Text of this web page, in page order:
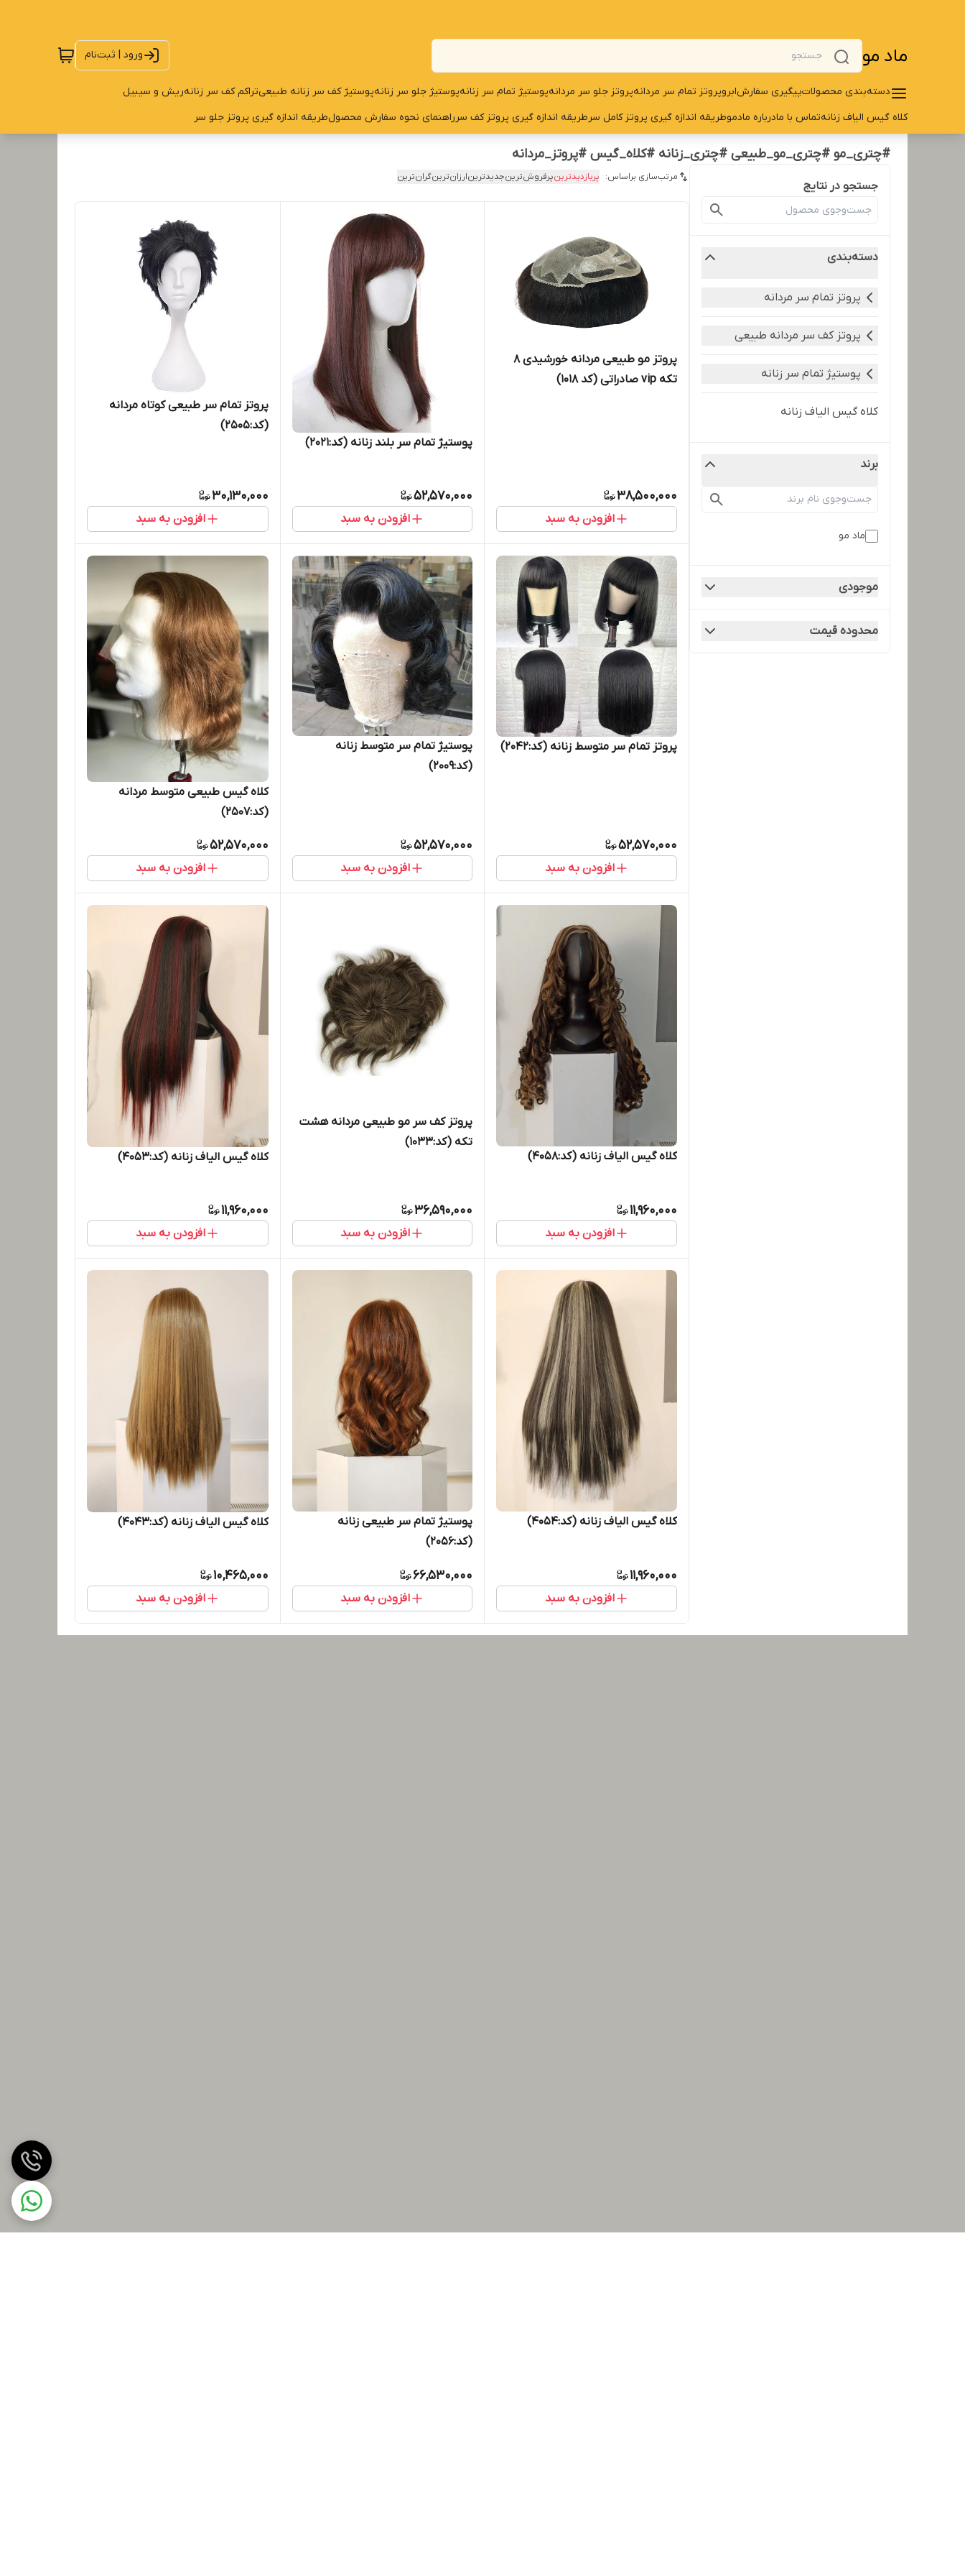
ماد مو ورود | ثبت‌نام
دسته‌بندی محصولاتپیگیری سفارشابروپروتز تمام سر مردانهپروتز جلو سر مردانهپوستیژ تمام سر زنانهپوستیژ جلو سر زنانهپوستیژ کف سر زنانه طبیعیتراکم کف سر زنانهریش و سیبیل
کلاه گیس الیاف زنانهتماس با مادرباره مادموطریقه اندازه گیری پروتز کامل سرطریقه اندازه گیری پروتز کف سرراهنمای نحوه سفارش محصولطریقه اندازه گیری پروتز جلو سر
#چتری_مو #چتری_مو_طبیعی #چتری_زنانه #کلاه_گیس #پروتز_مردانه
جستجو در نتایج
دسته‌بندی
پروتز تمام سر مردانه
پروتز کف سر مردانه طبیعی
پوستیژ تمام سر زنانه
کلاه گیس الیاف زنانه
برند
ماد مو
موجودی
محدوده قیمت
مرتب‌سازی براساس: پربازدیدترینپرفروش‌ترینجدیدترینارزان‌ترینگران‌ترین
پروتز مو طبیعی مردانه خورشیدی 8
تکه vip صادراتی (کد 1018)
38,500,000
افزودن به سبد
پوستیژ تمام سر بلند زنانه (کد:2021)
52,570,000
افزودن به سبد
پروتز تمام سر طبیعی کوتاه مردانه
(کد:2505)
30,130,000
افزودن به سبد
پروتز تمام سر متوسط زنانه (کد:2042)
52,570,000
افزودن به سبد
پوستیژ تمام سر متوسط زنانه
(کد:2009)
52,570,000
افزودن به سبد
کلاه گیس طبیعی متوسط مردانه
(کد:2507)
52,570,000
افزودن به سبد
کلاه گیس الیاف زنانه (کد:4058)
11,960,000
افزودن به سبد
پروتز کف سر مو طبیعی مردانه هشت
تکه (کد:1033)
36,590,000
افزودن به سبد
کلاه گیس الیاف زنانه (کد:4053)
11,960,000
افزودن به سبد
کلاه گیس الیاف زنانه (کد:4054)
11,960,000
افزودن به سبد
پوستیژ تمام سر طبیعی زنانه
(کد:2056)
66,530,000
افزودن به سبد
کلاه گیس الیاف زنانه (کد:4043)
10,465,000
افزودن به سبد